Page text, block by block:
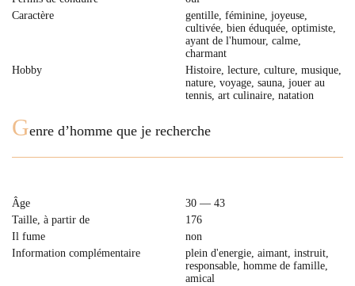
Caractère
gentille, féminine, joyeuse,
cultivée, bien éduquée, optimiste,
ayant de l'humour, calme,
charmant
Hobby
Histoire, lecture, culture, musique,
nature, voyage, sauna, jouer au
tennis, art culinaire, natation
Genre d’homme que je recherche
Âge
30 — 43
Taille, à partir de
176
Il fume
non
Information complémentaire
plein d'energie, aimant, instruit,
responsable, homme de famille,
amical